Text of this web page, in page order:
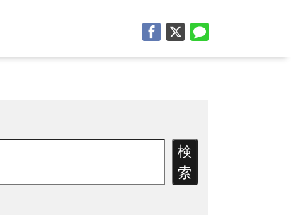
検
索